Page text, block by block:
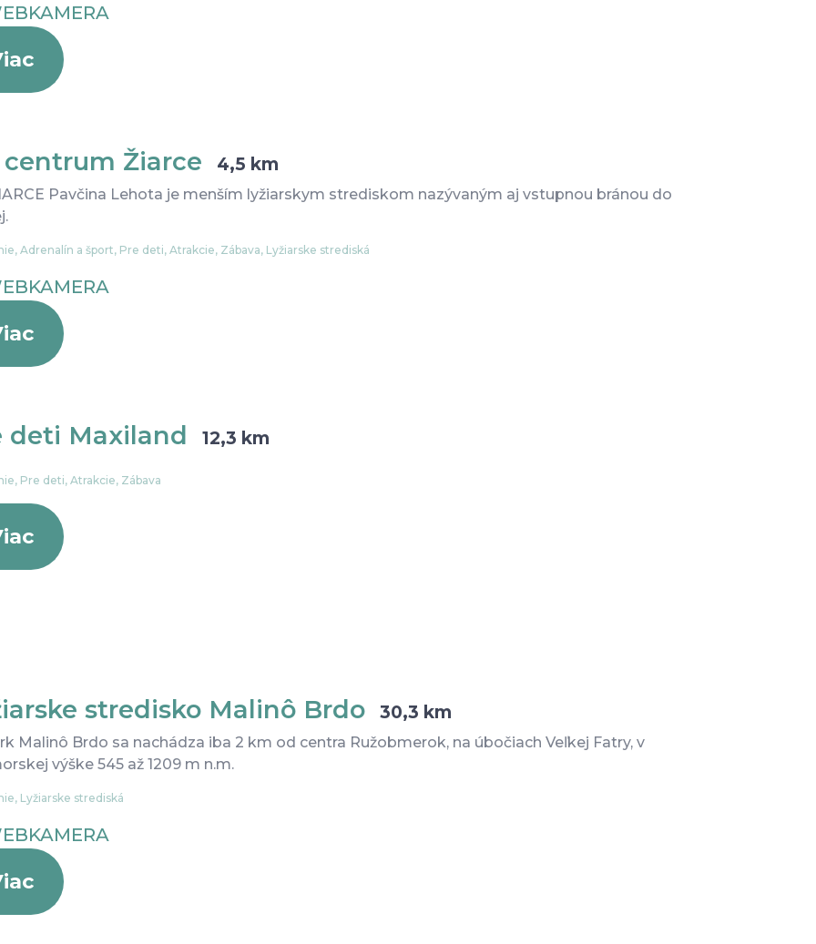
centrum Žiarce 4,5 km
Pavčina Lehota je menším lyžiarskym strediskom nazývaným aj vstupnou bránou do
Adrenalín a šport, Pre deti, Atrakcie, Zábava, Lyžiarske strediská
deti Maxiland 12,3 km
Pre deti, Atrakcie, Zábava
stredisko Malinô Brdo 30,3 km
Malinô Brdo sa nachádza iba 2 km od centra Ružobmerok, na úbočiach Veľkej Fatry, v
výške 545 až 1209 m n.m.
Lyžiarske strediská